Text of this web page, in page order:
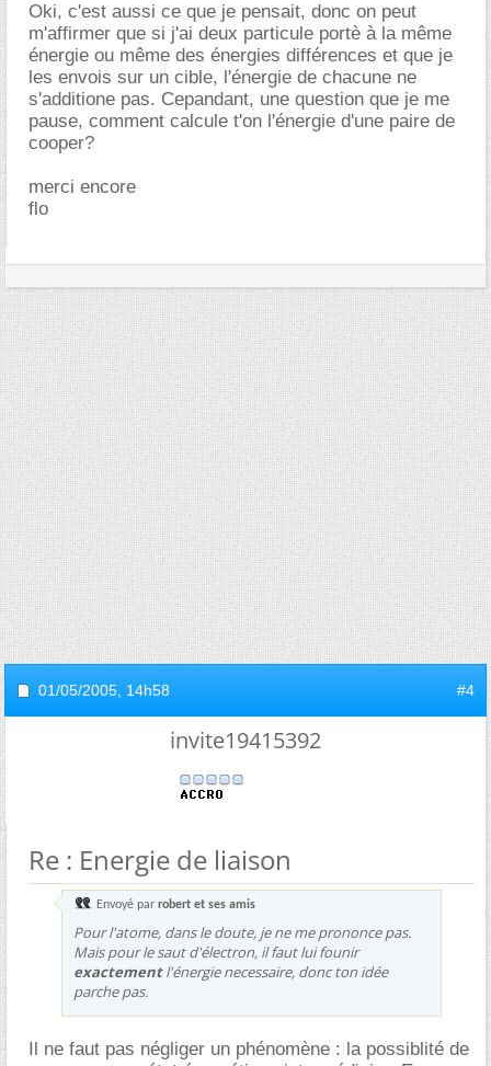
Oki, c'est aussi ce que je pensait, donc on peut
m'affirmer que si j'ai deux particule portè à la même
énergie ou même des énergies différences et que je
les envois sur un cible, l'énergie de chacune ne
s'additione pas. Cepandant, une question que je me
pause, comment calcule t'on l'énergie d'une paire de
cooper?
merci encore
flo
01/05/2005, 14h58 #4
invite19415392
Re : Energie de liaison
Envoyé par robert et ses amis
Pour l'atome, dans le doute, je ne me prononce pas.
Mais pour le saut d'électron, il faut lui founir
exactementl'énergie necessaire, donc ton idée
parche pas.
Il ne faut pas négliger un phénomène : la possiblité de